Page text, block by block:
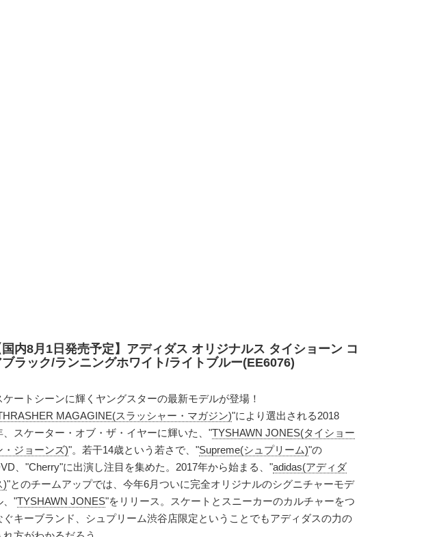
国内8月1日発売予定】アディダス オリジナルス タイショーン コ
ブラック/ランニングホワイト/ライトブルー(EE6076)
ケートシーンに輝くヤングスターの最新モデルが登場！
MAGAGINE(スラッシャー・マガジン)"により選出される2018
、スケーター・オブ・ザ・イヤーに輝いた、"TYSHAWN JONES(タイショー
・ジョーンズ)"。若干14歳という若さで、"Supreme(シュプリーム)"の
、"Cherry"に出演し注目を集めた。2017年から始まる、"adidas(アディダ
)"とのチームアップでは、今年6月ついに完全オリジナルのシグニチャーモデ
、"TYSHAWN JONES"をリリース。スケートとスニーカーのカルチャーをつ
ぐキーブランド、シュプリーム渋谷店限定ということでもアディダスの力の